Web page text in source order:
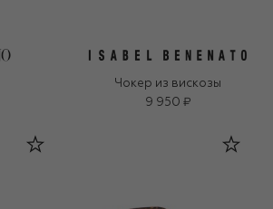
Чокер из вискозы
9 950 ₽